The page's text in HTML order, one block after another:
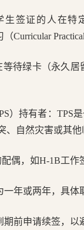
签证的人在特
Curricular
待绿卡（永久
）持有者：TPS
、自然灾害或其他
偶，如H-1B工作
年或两年，具体
前申请续签，以